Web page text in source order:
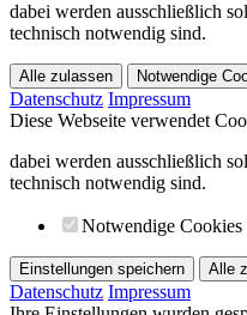
dabei werden ausschließlich
technisch notwendig sind.
Alle zulassen Notwendige
Datenschutz Impressum
Diese Webseite verwendet
dabei werden ausschließlich
technisch notwendig sind.
Notwendige Cookies
Einstellungen speichern Alle
Datenschutz Impressum